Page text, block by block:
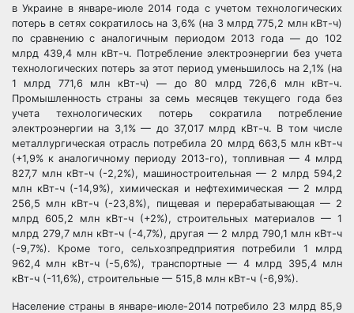
в Украине в январе-июле 2014 года с учетом технологических
потерь в сетях сократилось на 3,6% (на 3 млрд 775,2 млн кВт-ч)
по сравнению с аналогичным периодом 2013 года — до 102
млрд 439,4 млн кВт-ч. Потребление электроэнергии без учета
технологических потерь за этот период уменьшилось на 2,1% (на
1 млрд 771,6 млн кВт-ч) — до 80 млрд 726,6 млн кВт-ч.
Промышленность страны за семь месяцев текущего года без
учета технологических потерь сократила потребление
электроэнергии на 3,1% — до 37,017 млрд кВт-ч. В том числе
металлургическая отрасль потребила 20 млрд 663,5 млн кВт-ч
(+1,9% к аналогичному периоду 2013-го), топливная — 4 млрд
827,7 млн кВт-ч (-2,2%), машиностроительная — 2 млрд 594,2
млн кВт-ч (-14,9%), химическая и нефтехимическая — 2 млрд
256,5 млн кВт-ч (-23,8%), пищевая и перерабатывающая — 2
млрд 605,2 млн кВт-ч (+2%), строительных материалов — 1
млрд 279,7 млн кВт-ч (-4,7%), другая — 2 млрд 790,1 млн кВт-ч
(-9,7%). Кроме того, сельхозпредприятия потребили 1 млрд
962,4 млн кВт-ч (-5,6%), транспортные — 4 млрд 395,4 млн
кВт-ч (-11,6%), строительные — 515,8 млн кВт-ч (-6,9%).
Население страны в январе-июле-2014 потребило 23 млрд 85,9